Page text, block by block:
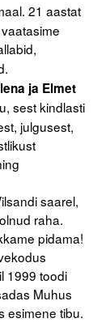
21 aastat
ja Elmet
sest kindlasti
julgusest,
saarel,
raha.
pidama!
1999 toodi
Muhus
esimene tibu.